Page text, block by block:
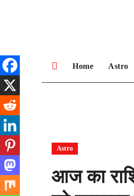
Home Astro
Astro
आज का